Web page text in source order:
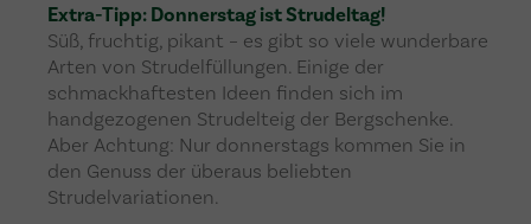
Extra-Tipp: Donnerstag ist Strudeltag!
Süß, fruchtig, pikant – es gibt so viele wunderbare
Arten von Strudelfüllungen. Einige der
schmackhaftesten Ideen finden sich im
handgezogenen Strudelteig der Bergschenke.
Aber Achtung: Nur donnerstags kommen Sie in
den Genuss der überaus beliebten
Strudelvariationen.